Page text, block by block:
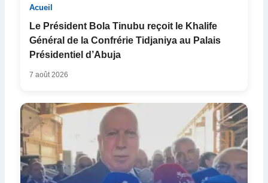
Acueil
Le Président Bola Tinubu reçoit le Khalife
Général de la Confrérie Tidjaniya au Palais
Présidentiel d’Abuja
7 août 2026